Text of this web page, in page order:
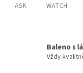
ASK WATCH
Baleno s
Vždy